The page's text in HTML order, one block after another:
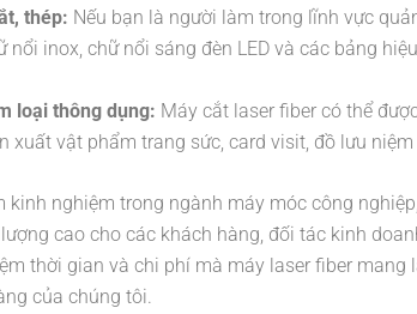
thép: Nếu bạn là người làm trong lĩnh vực
nổi inox, chữ nổi sáng đèn LED và các bảng
loại thông dụng: Máy cắt laser fiber có thể
xuất vật phẩm trang sức, card visit, đồ lưu
kinh nghiệm trong ngành máy móc công
cao cho các khách hàng, đối tác kinh
thời gian và chi phí mà máy laser fiber
của chúng tôi.